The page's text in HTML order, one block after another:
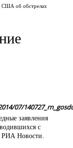
США об обстрелах
07/
заявления
с
РИА Новости.